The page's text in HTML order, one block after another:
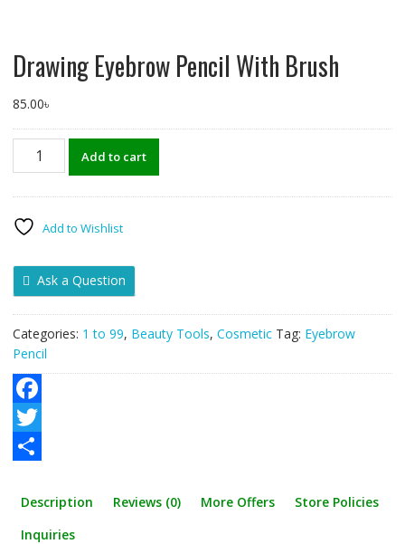
Drawing Eyebrow Pencil With Brush
85.00৳
Drawing
Eyebrow
Brush
Add to cart
Add to Wishlist
Ask a Question
Categories: 1 to 99, Beauty Tools, Cosmetic Tag: Eyebrow
Pencil
F
aT
Description Reviews (0) More Offers
Store Policies
Inquiries